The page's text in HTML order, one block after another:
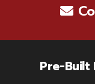
Pre-Built